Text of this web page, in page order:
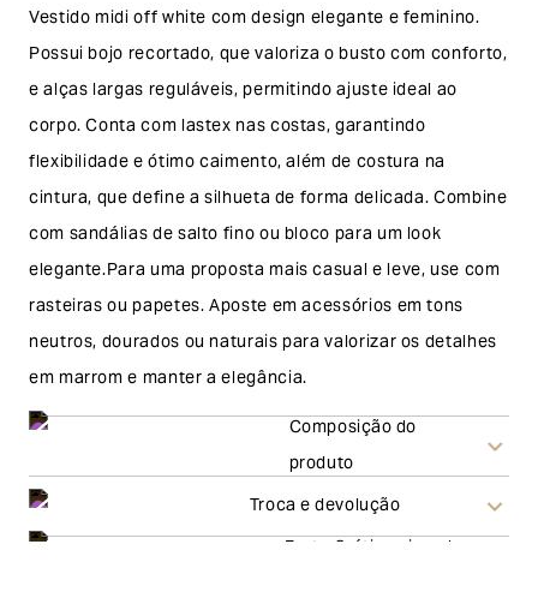
Vestido midi off white com design elegante e feminino.
Possui bojo recortado, que valoriza o busto com conforto,
e alças largas reguláveis, permitindo ajuste ideal ao
corpo. Conta com lastex nas costas, garantindo
flexibilidade e ótimo caimento, além de costura na
cintura, que define a silhueta de forma delicada. Combine
com sandálias de salto fino ou bloco para um look
elegante.Para uma proposta mais casual e leve, use com
rasteiras ou papetes. Aposte em acessórios em tons
neutros, dourados ou naturais para valorizar os detalhes
em marrom e manter a elegância.
Composição do
produto
Troca e devolução
Frete Grátis acima de